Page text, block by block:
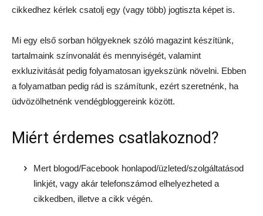
cikkedhez kérlek csatolj egy (vagy több) jogtiszta képet is.
Mi egy első sorban hölgyeknek szóló magazint készítünk,
tartalmaink színvonalát és mennyiségét, valamint
exkluzivitását pedig folyamatosan igyekszünk növelni. Ebben
a folyamatban pedig rád is számítunk, ezért szeretnénk, ha
üdvözölhetnénk vendégbloggereink között.
Miért érdemes csatlakoznod?
Mert blogod/Facebook honlapod/üzleted/szolgáltatásod
linkjét, vagy akár telefonszámod elhelyezheted a
cikkedben, illetve a cikk végén.